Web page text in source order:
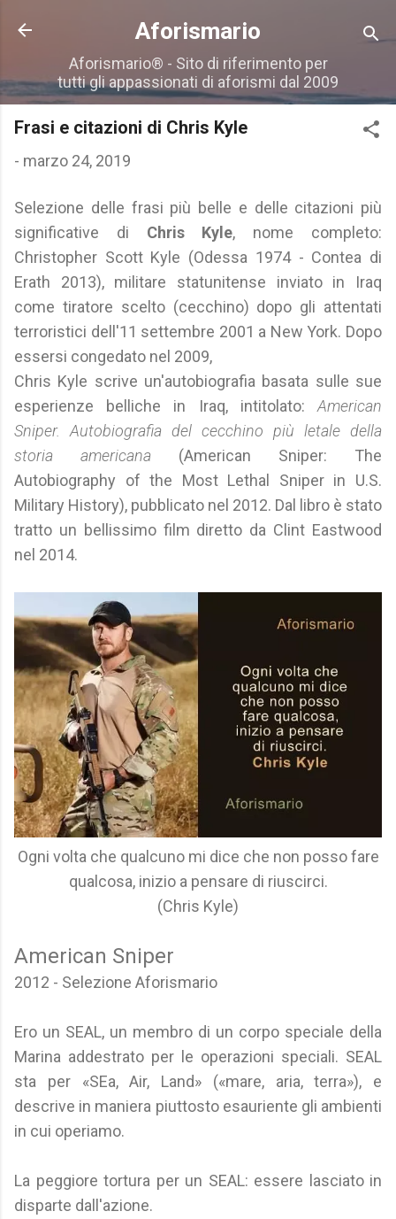
Passa ai contenuti principali
Aforismario
Aforismario® - Sito di riferimento per
tutti gli appassionati di aforismi dal 2009
Frasi e citazioni di Chris Kyle
- marzo 24, 2019
Selezione delle frasi più belle e delle citazioni più
significative di Chris Kyle, nome completo:
Christopher Scott Kyle (Odessa 1974 - Contea di
Erath 2013), militare statunitense inviato in Iraq
come tiratore scelto (cecchino) dopo gli attentati
terroristici dell'11 settembre 2001 a New York. Dopo
essersi congedato nel 2009,
Chris Kyle scrive un'autobiografia basata sulle sue
esperienze belliche in Iraq, intitolato: American
Sniper. Autobiografia del cecchino più letale della
storia americana (American Sniper: The
Autobiography of the Most Lethal Sniper in U.S.
Military History), pubblicato nel 2012. Dal libro è stato
tratto un bellissimo film diretto da Clint Eastwood
nel 2014.
Ogni volta che qualcuno mi dice che non posso fare
qualcosa, inizio a pensare di riuscirci.
(Chris Kyle)
American Sniper
2012 - Selezione Aforismario
Ero un SEAL, un membro di un corpo speciale della
Marina addestrato per le operazioni speciali. SEAL
sta per «SEa, Air, Land» («mare, aria, terra»), e
descrive in maniera piuttosto esauriente gli ambienti
in cui operiamo.
La peggiore tortura per un SEAL: essere lasciato in
disparte dall'azione.